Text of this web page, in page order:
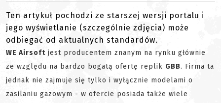
Ten artykuł pochodzi ze starszej wersji portalu i
jego wyświetlanie (szczególnie zdjęcia) może
odbiegać od aktualnych standardów.
WE Airsoft jest producentem znanym na rynku głównie
ze względu na bardzo bogatą ofertę replik GBB. Firma ta
jednak nie zajmuje się tylko i wyłącznie modelami o
zasilaniu gazowym - w ofercie posiada także wiele